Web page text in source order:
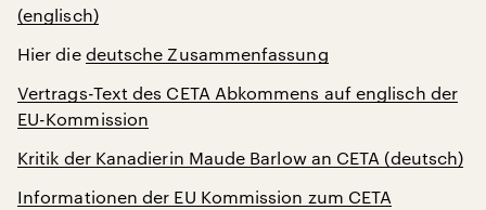
(englisch)
Hier die deutsche Zusammenfassung
Vertrags-Text des CETA Abkommens auf englisch der
EU-Kommission
Kritik der Kanadierin Maude Barlow an CETA (deutsch)
Informationen der EU Kommission zum CETA